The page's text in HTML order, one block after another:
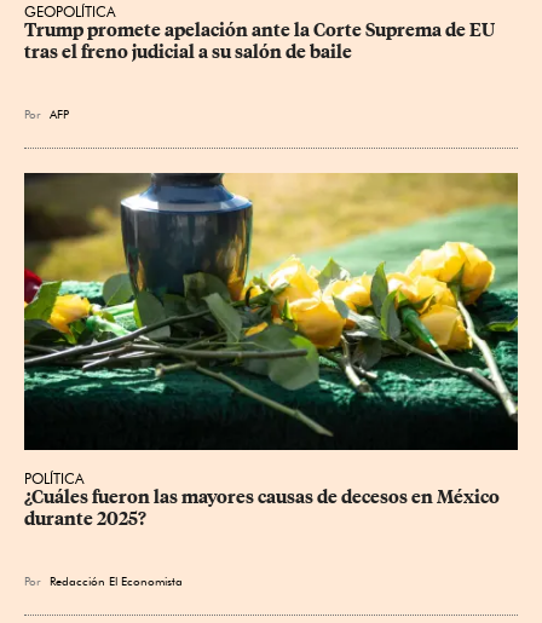
GEOPOLÍTICA
Trump promete apelación ante la Corte Suprema de EU
tras el freno judicial a su salón de baile
Por AFP
POLÍTICA
¿Cuáles fueron las mayores causas de decesos en México
durante 2025?
Por Redacción El Economista